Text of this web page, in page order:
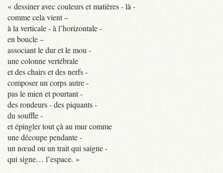
« dessiner avec couleurs et matières - là -
comme cela vient –
à la verticale - à l’horizontale -
en boucle –
associant le dur et le mou -
une colonne vertébrale
et des chairs et des nerfs -
composer un corps autre -
pas le mien et pourtant -
des rondeurs - des piquants -
du souffle -
et épingler tout çà au mur comme
une découpe pendante -
un nœud ou un trait qui saigne -
qui signe… l’espace. »